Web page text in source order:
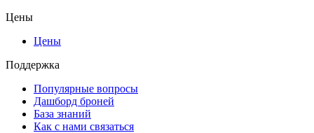
Цены
Цены
Поддержка
Популярные вопросы
Дашборд броней
База знаний
Как с нами связаться